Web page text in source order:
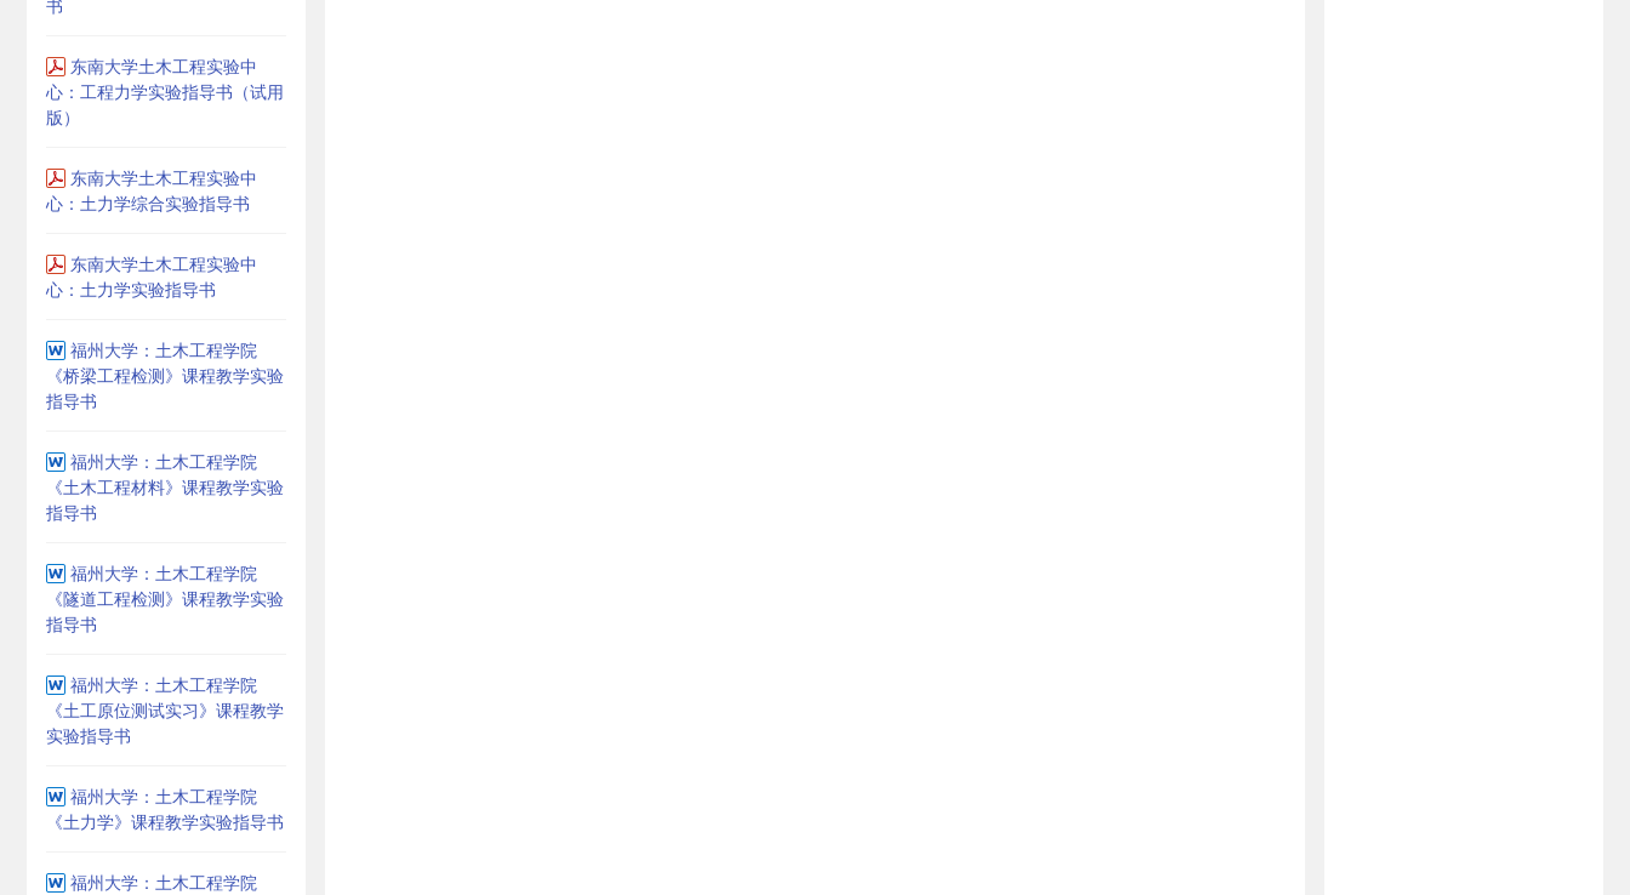
书
东南大学土木工程实验中
心：工程力学实验指导书（试用
版）
东南大学土木工程实验中
心：土力学综合实验指导书
东南大学土木工程实验中
心：土力学实验指导书
福州大学：土木工程学院
《桥梁工程检测》课程教学实验
指导书
福州大学：土木工程学院
《土木工程材料》课程教学实验
指导书
福州大学：土木工程学院
《隧道工程检测》课程教学实验
指导书
福州大学：土木工程学院
《土工原位测试实习》课程教学
实验指导书
福州大学：土木工程学院
《土力学》课程教学实验指导书
福州大学：土木工程学院